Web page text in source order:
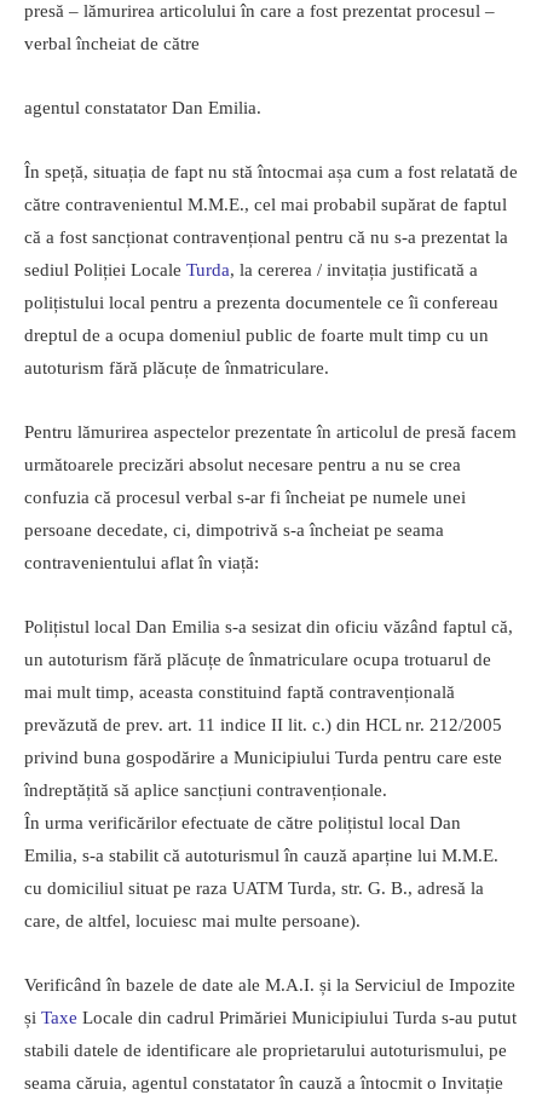
presă – lămurirea articolului în care a fost prezentat procesul –
verbal încheiat de către
agentul constatator Dan Emilia.
În speță, situația de fapt nu stă întocmai așa cum a fost relatată de
către contravenientul M.M.E., cel mai probabil supărat de faptul
că a fost sancționat contravențional pentru că nu s-a prezentat la
sediul Poliției Locale Turda, la cererea / invitația justificată a
polițistului local pentru a prezenta documentele ce îi confereau
dreptul de a ocupa domeniul public de foarte mult timp cu un
autoturism fără plăcuțe de înmatriculare.
Pentru lămurirea aspectelor prezentate în articolul de presă facem
următoarele precizări absolut necesare pentru a nu se crea
confuzia că procesul verbal s-ar fi încheiat pe numele unei
persoane decedate, ci, dimpotrivă s-a încheiat pe seama
contravenientului aflat în viață:
Polițistul local Dan Emilia s-a sesizat din oficiu văzând faptul că,
un autoturism fără plăcuțe de înmatriculare ocupa trotuarul de
mai mult timp, aceasta constituind faptă contravențională
prevăzută de prev. art. 11 indice II lit. c.) din HCL nr. 212/2005
privind buna gospodărire a Municipiului Turda pentru care este
îndreptățită să aplice sancțiuni contravenționale.
În urma verificărilor efectuate de către polițistul local Dan
Emilia, s-a stabilit că autoturismul în cauză aparține lui M.M.E.
cu domiciliul situat pe raza UATM Turda, str. G. B., adresă la
care, de altfel, locuiesc mai multe persoane).
Verificând în bazele de date ale M.A.I. și la Serviciul de Impozite
și Taxe Locale din cadrul Primăriei Municipiului Turda s-au putut
stabili datele de identificare ale proprietarului autoturismului, pe
seama căruia, agentul constatator în cauză a întocmit o Invitație